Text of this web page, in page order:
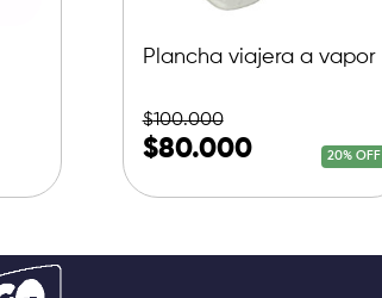
Plancha viajera a vapor
$100.000
$80.000 20% OFF